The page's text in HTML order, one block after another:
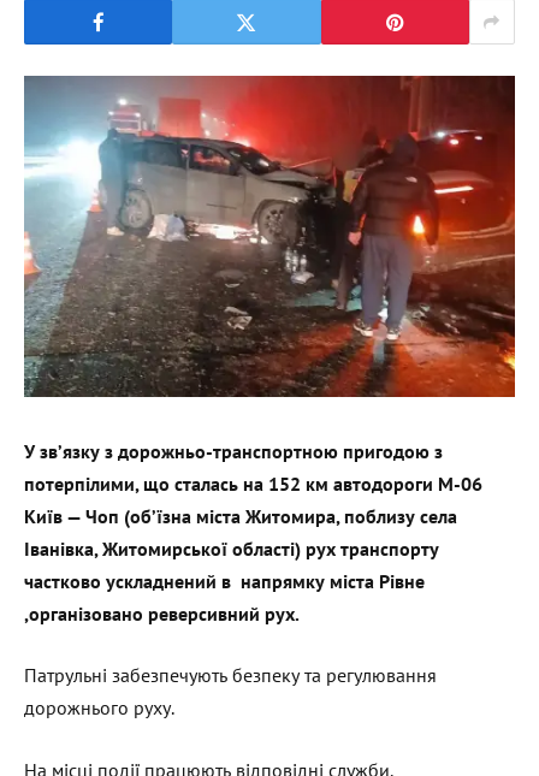
У зв’язку з дорожньо-транспортною пригодою з
потерпілими, що сталась на 152 км автодороги М-06
Київ — Чоп (об’їзна міста Житомира, поблизу села
Іванівка, Житомирської області) рух транспорту
частково ускладнений в напрямку міста Рівне
,організовано реверсивний рух.
Патрульні забезпечують безпеку та регулювання
дорожнього руху.
На місці події працюють відповідні служби.